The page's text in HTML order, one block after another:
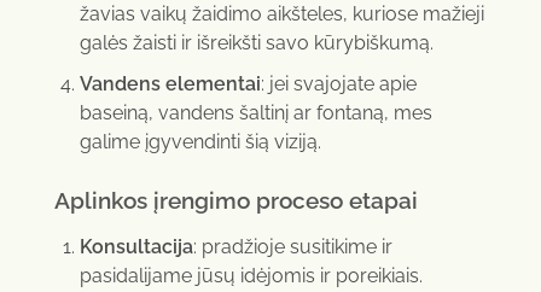
žavias vaikų žaidimo aikšteles, kuriose mažieji
galės žaisti ir išreikšti savo kūrybiškumą.
Vandens elementai: jei svajojate apie
baseiną, vandens šaltinį ar fontaną, mes
galime įgyvendinti šią viziją.
Aplinkos įrengimo proceso etapai
Konsultacija: pradžioje susitikime ir
pasidalijame jūsų idėjomis ir poreikiais.